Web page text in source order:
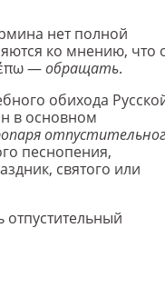
нет полной
ко мнению, что
—обращать.
обихода
в основном
песнопения,
святого или
отпустительный